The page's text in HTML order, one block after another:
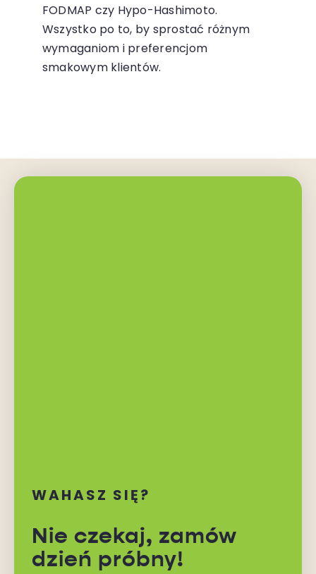
FODMAP czy Hypo-Hashimoto.
Wszystko po to, by sprostać różnym
wymaganiom i preferencjom
smakowym klientów.
WAHASZ SIĘ?
Nie czekaj, zamów
dzień próbny!